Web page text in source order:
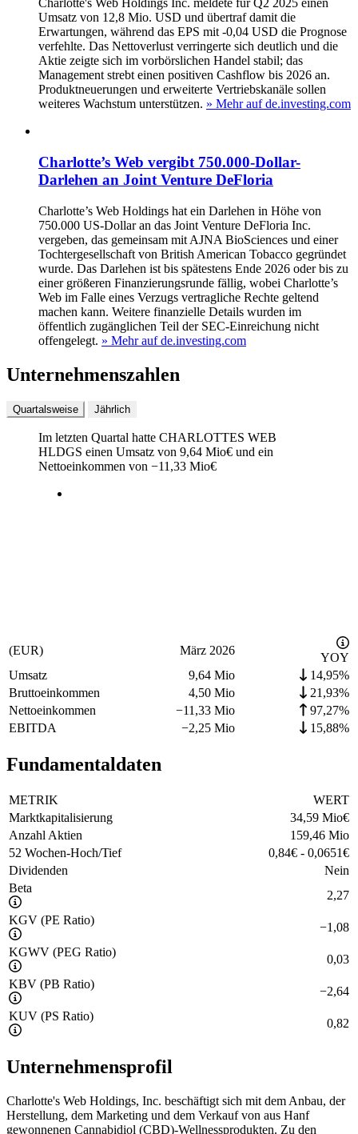
Charlotte's Web Holdings Inc. meldete für Q2 2025 einen
Umsatz von 12,8 Mio. USD und übertraf damit die
Erwartungen, während das EPS mit -0,04 USD die Prognose
verfehlte. Das Nettoverlust verringerte sich deutlich und die
Aktie zeigte sich im vorbörslichen Handel stabil; das
Management strebt einen positiven Cashflow bis 2026 an.
Produktneuerungen und erweiterte Vertriebskanäle sollen
weiteres Wachstum unterstützen. » Mehr auf de.investing.com
Charlotte’s Web vergibt 750.000-Dollar-
Darlehen an Joint Venture DeFloria
Charlotte’s Web Holdings hat ein Darlehen in Höhe von
750.000 US-Dollar an das Joint Venture DeFloria Inc.
vergeben, das gemeinsam mit AJNA BioSciences und einer
Tochtergesellschaft von British American Tobacco gegründet
wurde. Das Darlehen ist bis spätestens Ende 2026 oder bis zu
einer größeren Finanzierungsrunde fällig, wobei Charlotte’s
Web im Falle eines Verzugs vertragliche Rechte geltend
machen kann. Weitere finanzielle Details wurden im
öffentlich zugänglichen Teil der SEC-Einreichung nicht
offengelegt. » Mehr auf de.investing.com
Unternehmenszahlen
Quartalsweise Jährlich
Im letzten Quartal hatte CHARLOTTES WEB
HLDGS einen Umsatz von 9,64 Mio€ und ein
Nettoeinkommen von −11,33 Mio€
(EUR) März 2026
YOY
Umsatz
9,64 Mio
14,95%
Bruttoeinkommen
4,50 Mio
21,93%
Nettoeinkommen
−11,33 Mio
97,27%
EBITDA
−2,25 Mio 15,88%
Fundamentaldaten
METRIK
WERT
Marktkapitalisierung
34,59 Mio€
Anzahl Aktien
159,46 Mio
52 Wochen-Hoch/Tief
0,84€ - 0,0651€
Dividenden
Nein
Beta
2,27
KGV (PE Ratio)
−1,08
KGWV (PEG Ratio)
0,03
KBV (PB Ratio)
−2,64
KUV (PS Ratio)
0,82
Unternehmensprofil
Charlotte's Web Holdings, Inc. beschäftigt sich mit dem Anbau, der
Herstellung, dem Marketing und dem Verkauf von aus Hanf
gewonnenen Cannabidiol (CBD)-Wellnessprodukten. Zu den